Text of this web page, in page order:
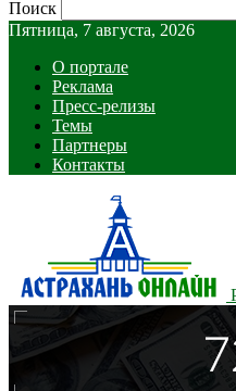
Поиск
Пятница, 7 августа, 2026
О портале
Реклама
Пресс-релизы
Темы
Партнеры
Контакты